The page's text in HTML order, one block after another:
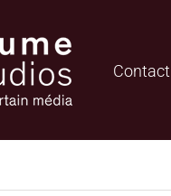
Contact